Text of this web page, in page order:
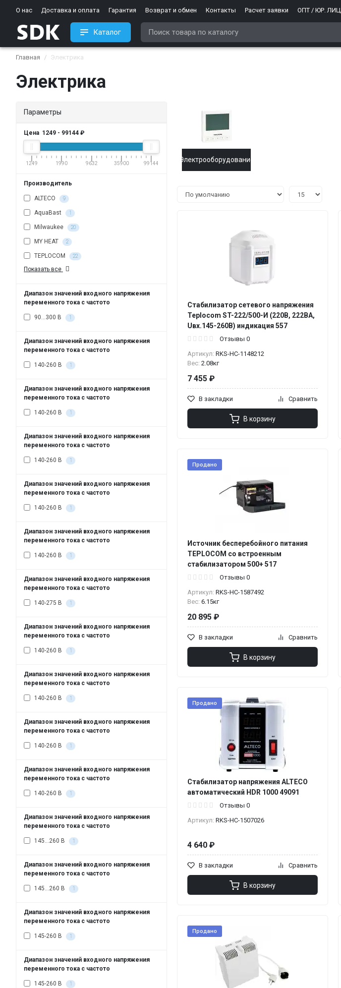
О нас Доставка и оплата Гарантия Возврат и обмен Контакты Расчет заявки ОПТ / ЮР.
Каталог
Главная Электрика
Электрика
Параметры
Цена 1249 - 99144 ₽
1249 1990 9632 35900 99144
Производитель
ALTECO 9
AquaBast 1
Milwaukee 20
MY HEAT 2
TEPLOCOM 22
Показать все
Диапазон значений входного напряжения
переменного тока с частото
90…300 В 1
Диапазон значений входного напряжения
переменного тока с частото
140-260 В 1
Диапазон значений входного напряжения
переменного тока с частото
140-260 В 1
Диапазон значений входного напряжения
переменного тока с частото
140-260 В 1
Диапазон значений входного напряжения
переменного тока с частото
140-260 В 1
Диапазон значений входного напряжения
переменного тока с частото
140-260 В 1
Диапазон значений входного напряжения
переменного тока с частото
140-275 В 1
Диапазон значений входного напряжения
переменного тока с частото
140-260 В 1
Диапазон значений входного напряжения
переменного тока с частото
140-260 В 1
Диапазон значений входного напряжения
переменного тока с частото
140-260 В 1
Диапазон значений входного напряжения
переменного тока с частото
140-260 В 1
Диапазон значений входного напряжения
переменного тока с частото
145...260 В 1
Диапазон значений входного напряжения
переменного тока с частото
145...260 В 1
Диапазон значений входного напряжения
переменного тока с частото
145-260 В 1
Диапазон значений входного напряжения
переменного тока с частото
145-260 В 1
Электрооборудование
Стабилизатор сетевого напряжения
Teplocom ST-222/500-И (220В, 222ВА,
Uвх.145-260В) индикация 557
Отзывы 0
Артикул: RKS-НС-1148212
Вес: 2.08кг
7 455 ₽
В закладки Сравнить
В корзину
Продано
Источник бесперебойного питания
TEPLOCOM со встроенным
стабилизатором 500+ 517
Отзывы 0
Артикул: RKS-НС-1587492
Вес: 6.15кг
20 895 ₽
В закладки Сравнить
В корзину
Продано
Стабилизатор напряжения ALTECO
автоматический HDR 1000 49091
Отзывы 0
Артикул: RKS-НС-1507026
4 640 ₽
В закладки Сравнить
В корзину
Продано